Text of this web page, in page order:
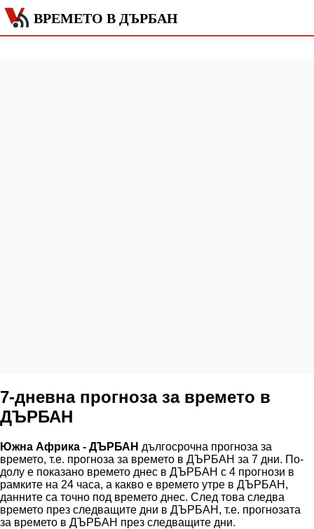
ВРЕМЕТО В ДЪРБАН
7-дневна прогноза за времето в
ДЪРБАН
Южна Африка - ДЪРБАН дългосрочна прогноза за
времето, т.е. прогноза за времето в ДЪРБАН за 7 дни. По-
долу е показано времето днес в ДЪРБАН с 4 прогнози в
рамките на 24 часа, а какво е времето утре в ДЪРБАН,
данните са точно под времето днес. След това следва
времето през следващите дни в ДЪРБАН, т.е. прогнозата
за времето в ДЪРБАН през следващите дни.